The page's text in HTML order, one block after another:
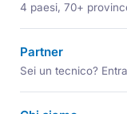
4 paesi, 70+
Partner
Sei un tecnico?